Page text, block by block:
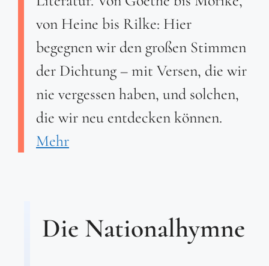
von Heine bis Rilke: Hier
begegnen wir den großen Stimmen
der Dichtung – mit Versen, die wir
nie vergessen haben, und solchen,
die wir neu entdecken können.
Mehr
Die Nationalhymne